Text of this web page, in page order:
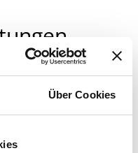
Über Cookies
für ein
können Sie